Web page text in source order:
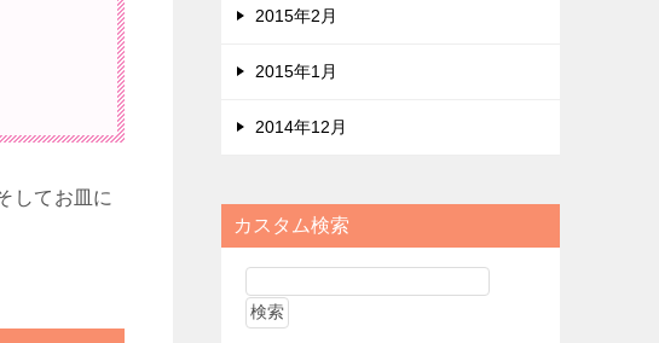
してお皿に
2015年2月
2015年1月
2014年12月
カスタム検索